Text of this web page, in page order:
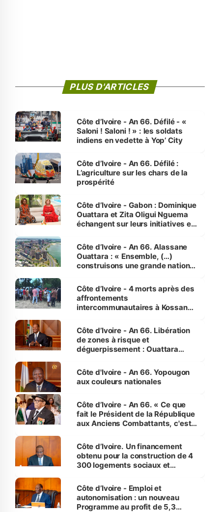
PLUS D'ARTICLES
Côte d’Ivoire - An 66. Défilé - «
Saloni ! Saloni ! » : les soldats
indiens en vedette à Yop’ City
Côte d’Ivoire - An 66. Défilé :
L’agriculture sur les chars de la
prospérité
Côte d’Ivoire - Gabon : Dominique
Ouattara et Zita Oligui Nguema
échangent sur leurs initiatives en
enfants
Côte d’Ivoire - An 66. Alassane
Ouattara : « Ensemble, (…)
construisons une grande nation
générations futures »
Côte d’Ivoire - 4 morts après des
affrontements
intercommunautaires à Kossandji
milieu des sinistrés
Côte d’Ivoire - An 66. Libération
de zones à risque et
déguerpissement : Ouattara
l'Etat de droit pour préserver les
vies humaines »
Côte d'Ivoire - An 66. Yopougon
aux couleurs nationales
Côte d’Ivoire - An 66. « Ce que
fait le Président de la République
aux Anciens Combattants, c'est
Côte d’Ivoire. Un financement
obtenu pour la construction de 4
300 logements sociaux et
et Yamoussoukro
Côte d’Ivoire - Emploi et
autonomisation : un nouveau
Programme au profit de 5,3